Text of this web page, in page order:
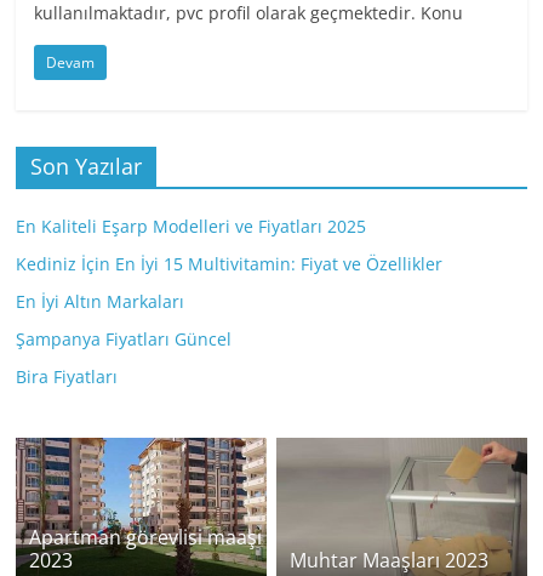
kullanılmaktadır, pvc profil olarak geçmektedir. Konu
Devam
Son Yazılar
En Kaliteli Eşarp Modelleri ve Fiyatları 2025
Kediniz İçin En İyi 15 Multivitamin: Fiyat ve Özellikler
En İyi Altın Markaları
Şampanya Fiyatları Güncel
Bira Fiyatları
Apartman görevlisi maaşı
2023
Muhtar Maaşları 2023